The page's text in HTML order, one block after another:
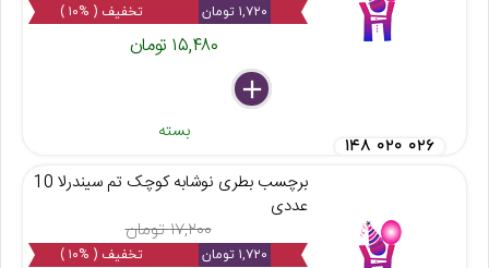
۱,۷۲۰ تومان تخفیف ( %۱۰ )
۱۵,۴۸۰ تومان
delete
remove
add
بسته
۱۴۸ ۰۲۰ ۰۲۶
برچسب بطری نوشابه کوچک تم سیندرلا 10
عددی
۱۷,۲۰۰ تومان
۱,۷۲۰ تومان تخفیف ( %۱۰ )